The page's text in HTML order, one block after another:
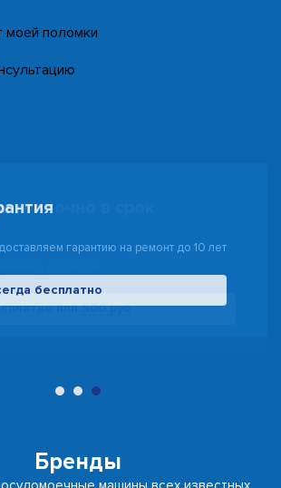
моей поломки
500 руб
гарантию на ремонт до 10 лет
бесплатно
Бренды